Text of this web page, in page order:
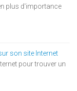
plus d'importance
son site Internet
pour trouver un